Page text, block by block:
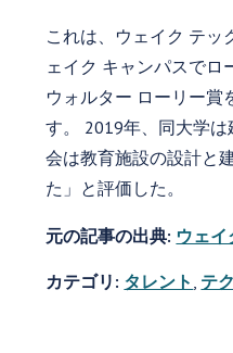
これは、ウェイク テッ
ェイク キャンパスでロ
ウォルター ローリー賞
す。 2019年、同大学
会は教育施設の設計と
た」と評価した。
元の記事の出典: ウェ
カテゴリ: タレント テ